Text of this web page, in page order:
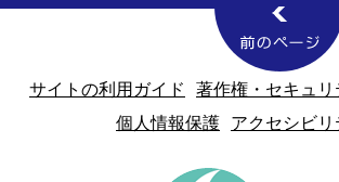
サイトの利用ガイド
著作権・セキュ
個人情報保護
アクセシビリ